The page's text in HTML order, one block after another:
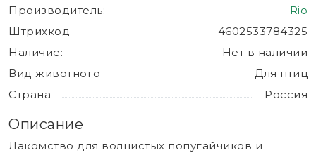
Производитель:
Rio
Штрихкод
4602533784325
Наличие:
Нет в наличии
Вид животного
Для птиц
Страна
Россия
Описание
Лакомство для волнистых попугайчиков и